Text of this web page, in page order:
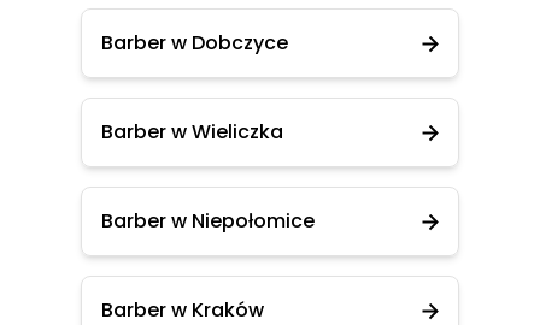
Barber w Dobczyce
Barber w Wieliczka
Barber w Niepołomice
Barber w Kraków